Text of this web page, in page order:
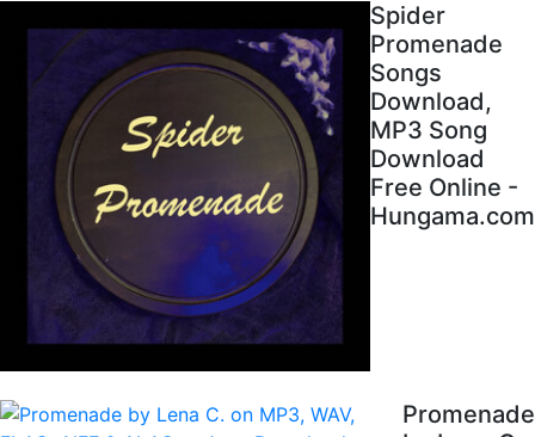
Spider
Promenade
Songs
Download,
MP3 Song
Download
Free Online -
Hungama.com
Promenade